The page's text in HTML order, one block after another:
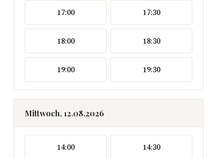
17:00 17:30
18:00 18:30
19:00 19:30
Mittwoch, 12.08.2026
14:00 14:30